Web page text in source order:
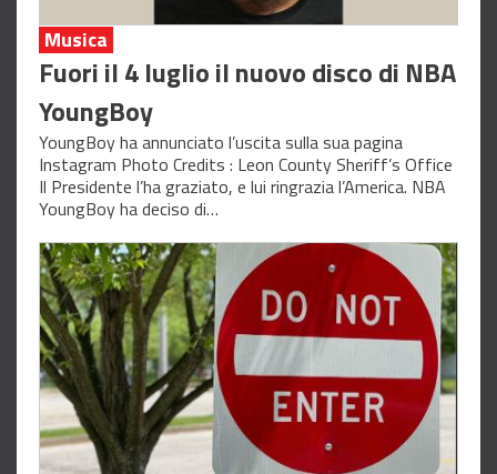
Musica
Fuori il 4 luglio il nuovo disco di NBA
YoungBoy
YoungBoy ha annunciato l’uscita sulla sua pagina
Instagram Photo Credits : Leon County Sheriff’s Office
Il Presidente l’ha graziato, e lui ringrazia l’America. NBA
YoungBoy ha deciso di…